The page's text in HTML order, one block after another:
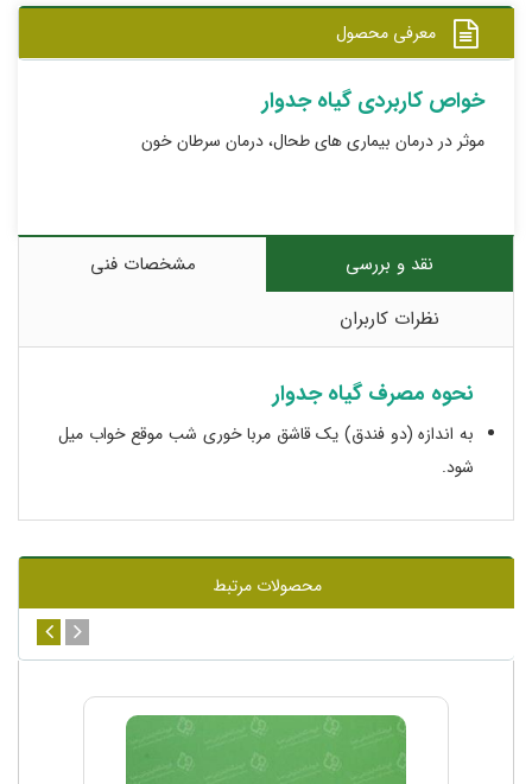
معرفی محصول
خواص کاربردی گیاه جدوار
موثر در درمان بیماری های طحال، درمان سرطان خون
نقد و بررسی
مشخصات فنی
نظرات کاربران
نحوه مصرف گیاه جدوار
به اندازه (دو فندق) یک قاشق مربا خوری شب موقع خواب میل
شود.
محصولات مرتبط